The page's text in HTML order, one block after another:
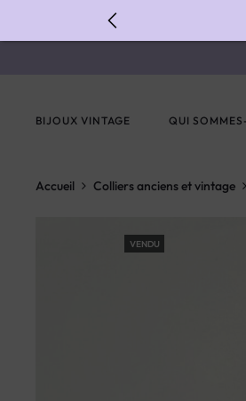
BIJOUX VINTAGE QUI
Accueil Colliers anciens et vintage
VENDU